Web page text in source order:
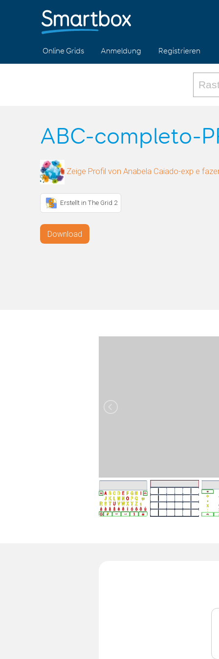
Online Grids Anmeldung Registrieren
ABC-completo-
Zeige Profil von Anabela Caiado-exp e
Erstellt in The Grid 2
Download